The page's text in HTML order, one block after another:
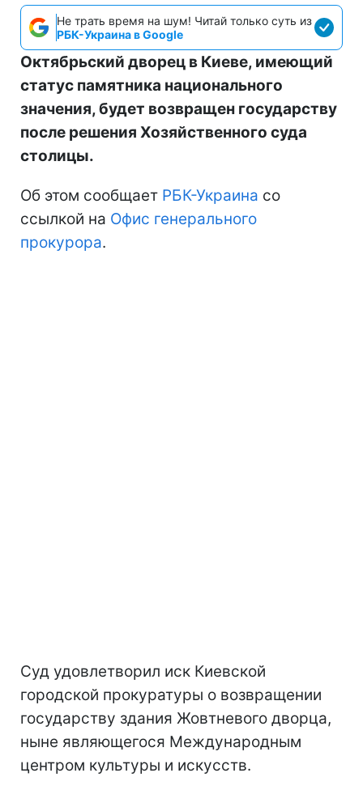
Не трать время на шум! Читай только суть из
РБК-Украина в Google
Октябрьский дворец в Киеве, имеющий
статус памятника национального
значения, будет возвращен государству
после решения Хозяйственного суда
столицы.
Об этом сообщает РБК-Украина со
ссылкой на Офис генерального
прокурора.
Суд удовлетворил иск Киевской
городской прокуратуры о возвращении
государству здания Жовтневого дворца,
ныне являющегося Международным
центром культуры и искусств.